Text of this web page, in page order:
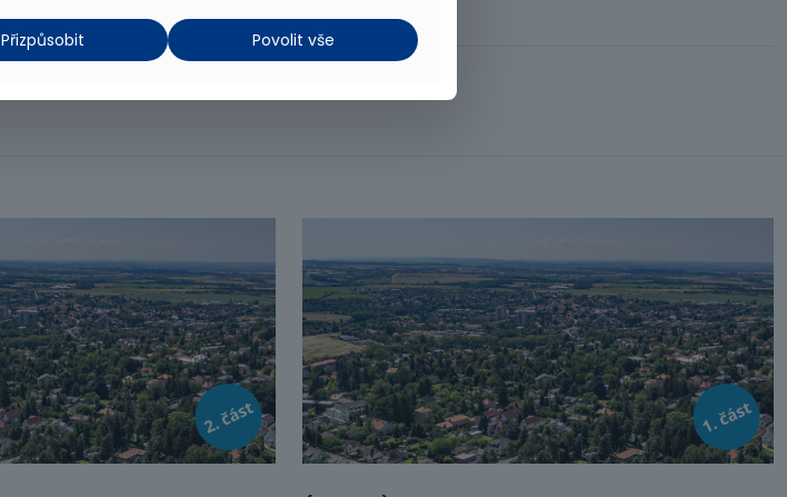
Přizpůsobit Povolit vše